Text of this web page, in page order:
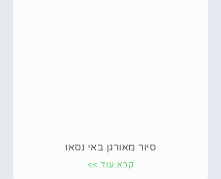
סיור מאורגן באי נסאו
קרא עוד >>